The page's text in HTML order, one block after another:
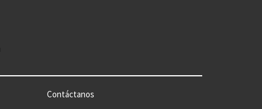
Contáctanos